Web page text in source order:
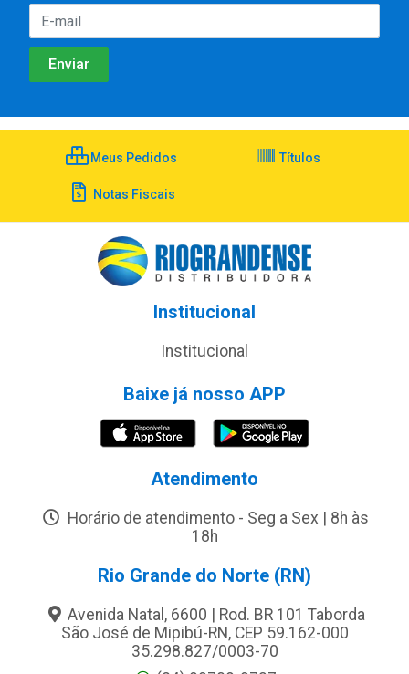
Meus Pedidos Títulos
Notas Fiscais
Institucional
Institucional
Baixe já nosso APP
Atendimento
Horário de atendimento - Seg a Sex | 8h às
18h
Rio Grande do Norte (RN)
Avenida Natal, 6600 | Rod. BR 101 Taborda
São José de Mipibú-RN, CEP 59.162-000
35.298.827/0003-70